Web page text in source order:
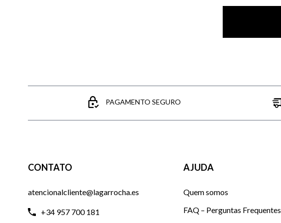
PAGAMENTO SEGURO
CONTATO
atencionalcliente@lagarrocha.es
+34 957 700 181
AJUDA
Quem somos
FAQ – Perguntas Frequentes